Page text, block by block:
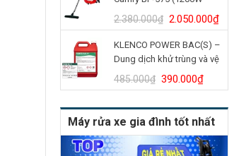
30L)
2.380.000₫ Giá
gốc
là:
2.380.000₫.
2.050.000₫Giá
hiện
tại
là:
KLENCO POWER BAC(S) –
Dung dịch khử trùng và vệ
sinh bồn cầu (Can 5L)
485.000₫ Giá
gốc
là:
485.000₫.
390.000₫Giá
hiện
tại
là:
Máy rửa xe gia đình tốt nhất